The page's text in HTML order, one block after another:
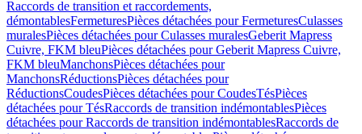
Raccords de transition et raccordements,
démontablesFermeturesPièces détachées pour FermeturesCulasses
muralesPièces détachées pour Culasses muralesGeberit Mapress
Cuivre, FKM bleuPièces détachées pour Geberit Mapress Cuivre,
FKM bleuManchonsPièces détachées pour
ManchonsRéductionsPièces détachées pour
RéductionsCoudesPièces détachées pour CoudesTésPièces
détachées pour TésRaccords de transition indémontablesPièces
détachées pour Raccords de transition indémontablesRaccords de